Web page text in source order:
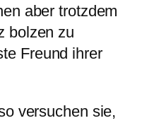
aber trotzdem
bolzen zu
Freund ihrer
versuchen sie,